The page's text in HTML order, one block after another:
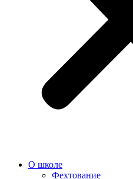
О школе
Фехтование